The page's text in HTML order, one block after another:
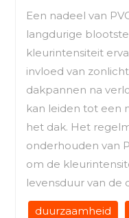
Een nadeel van
langdurige
kleurintensiteit
invloed van
dakpannen na
kan leiden tot een
het dak. Het
onderhouden van
om de
levensduur van de
duurzaamheid